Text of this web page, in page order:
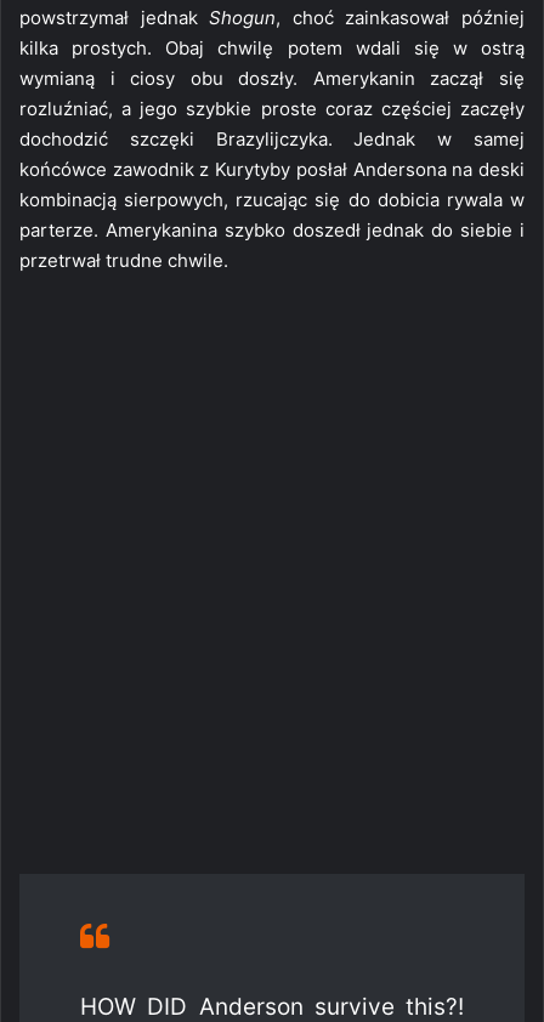
powstrzymał jednakShogun, choć zainkasował później
kilka prostych. Obaj chwilę potem wdali się w ostrą
wymianą i ciosy obu doszły. Amerykanin zaczął się
rozluźniać, a jego szybkie proste coraz częściej zaczęły
dochodzić szczęki Brazylijczyka. Jednak w samej
końcówce zawodnik z Kurytyby posłał Andersona na deski
kombinacją sierpowych, rzucając się do dobicia rywala w
parterze. Amerykanina szybko doszedł jednak do siebie i
przetrwał trudne chwile.
HOW DID Anderson survive this?!